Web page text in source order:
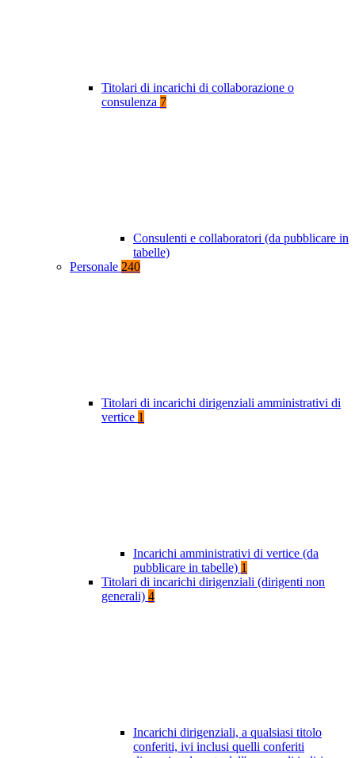
Titolari di incarichi di collaborazione o
consulenza 7
Consulenti e collaboratori (da pubblicare in
tabelle)
Personale 240
Titolari di incarichi dirigenziali amministrativi di
vertice 1
Incarichi amministrativi di vertice (da
pubblicare in tabelle) 1
Titolari di incarichi dirigenziali (dirigenti non
generali) 4
Incarichi dirigenziali, a qualsiasi titolo
conferiti, ivi inclusi quelli conferiti